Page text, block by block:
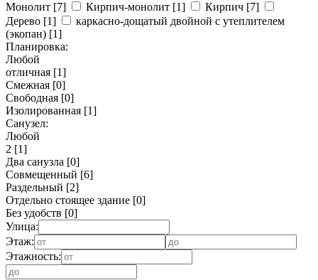
Монолит [7] Кирпич-монолит [1] Кирпич [7]
Дерево [1]
каркасно-дощатый двойной с утеплителем
(экопан) [1]
Планировка:
Любой
отличная [1]
Смежная [0]
Свободная [0]
Изолированная [1]
Санузел:
Любой
2 [1]
Два санузла [0]
Совмещенный [6]
Раздельный [2]
Отдельно стоящее здание [0]
Без удобств [0]
Улица:
Этаж:
Этажность: